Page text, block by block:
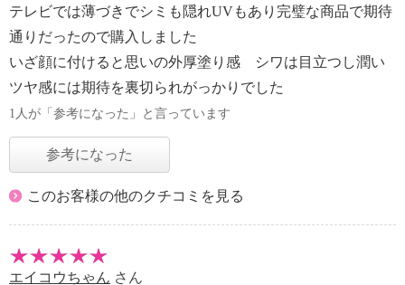
テレビでは薄づきでシミも隠れUVもあり完璧な商品で期待
通りだったので購入しました
いざ顔に付けると思いの外厚塗り感 シワは目立つし潤い
ツヤ感には期待を裏切られがっかりでした
1人が「参考になった」と言っています
参考になった
このお客様の他のクチコミを見る
エイコウちゃん さん